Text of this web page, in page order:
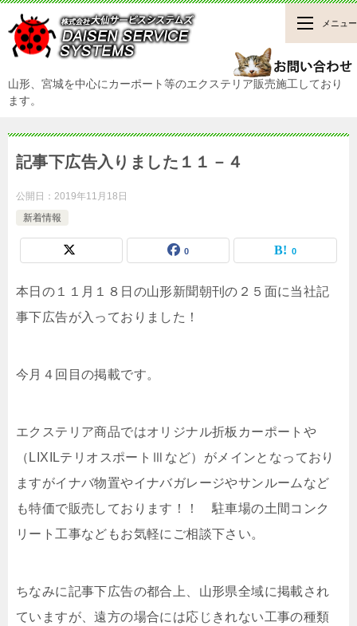
山形、宮城を中心にカーポート等のエクステリア販売施工しており
ます。
メニュー
記事下広告入りました１１－４
公開日： 2019年11月18日
新着情報
0 0
本日の１１月１８日の山形新聞朝刊の２５面に当社記
事下広告が入っておりました！
今月４回目の掲載です。
エクステリア商品ではオリジナル折板カーポートや
（LIXILテリオスポートⅢなど）がメインとなっており
ますがイナバ物置やイナバガレージやサンルームなど
も特価で販売しております！！ 駐車場の土間コンク
リート工事などもお気軽にご相談下さい。
ちなみに記事下広告の都合上、山形県全域に掲載され
ていますが、遠方の場合には応じきれない工事の種類